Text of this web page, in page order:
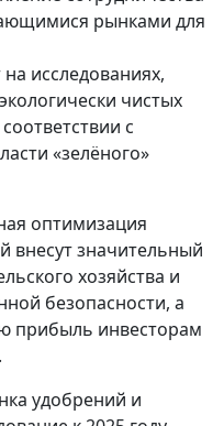
рынками для
исследованиях,
чистых
с
«зелёного»
оптимизация
внесут значительный
хозяйства и
безопасности, а
прибыль инвесторам